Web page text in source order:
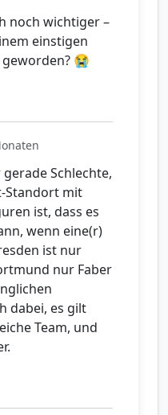
noch wichtiger –
einstigen
geworden? 😭
Schlechte,
Standort mit
ist, dass es
wenn eine(r)
ist nur
nur Faber
dabei, es gilt
Team, und